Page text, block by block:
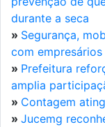
durante a seca
» Segurança,
com empresários
» Prefeitura
amplia
» Contagem
» Jucemg